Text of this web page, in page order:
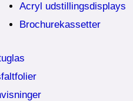
Acryl udstillingsdisplays
Brochurekassetter